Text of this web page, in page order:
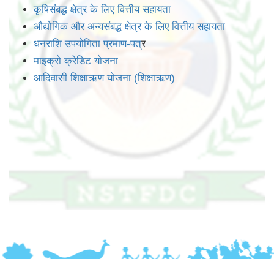
कृषिसंबद्ध क्षेत्र के लिए वित्तीय सहायता
औद्योगिक और अन्यसंबद्ध क्षेत्र के लिए वित्तीय सहायता
धनराशि उपयोगिता प्रमाण-पत्र
माइक्रो क्रेडिट योजना
आदिवासी शिक्षाऋण योजना (शिक्षाऋण)